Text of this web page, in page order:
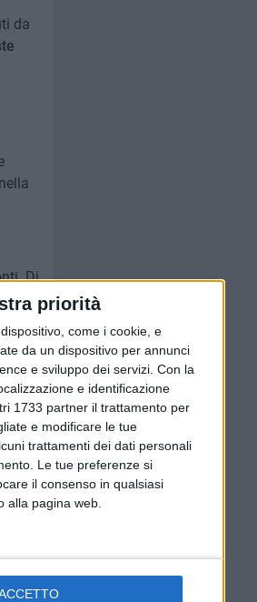
priorità
come i cookie, e
da un dispositivo per annunci
e sviluppo dei servizi. Con la
e identificazione
1733 partner il trattamento per
e modificare le tue
trattamenti dei dati personali
Le tue preferenze si
il consenso in qualsiasi
alla pagina web.
da
Di
di